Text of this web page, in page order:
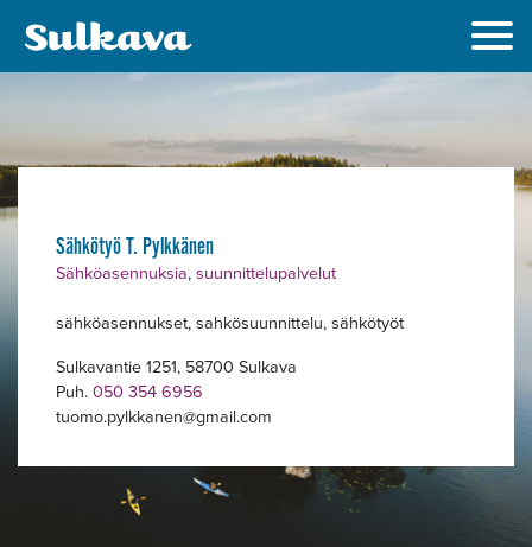
Sähkötyö T. Pylkkänen
Sähköasennuksia,suunnittelupalvelut
sähköasennukset, sahkösuunnittelu, sähkötyöt
Sulkavantie 1251, 58700 Sulkava
Puh.050 354 6956
tuomo.pylkkanen gmail.com
Alavalikko